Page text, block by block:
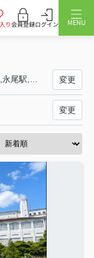
り会員登録ログイン MENU
江北駅,大町駅,北方駅,高橋駅,武雄温泉駅,永尾駅,三間坂駅,上有田駅,有田駅,三河内駅,早岐駅,大塔駅,日宇駅,佐世保駅 変更
変更